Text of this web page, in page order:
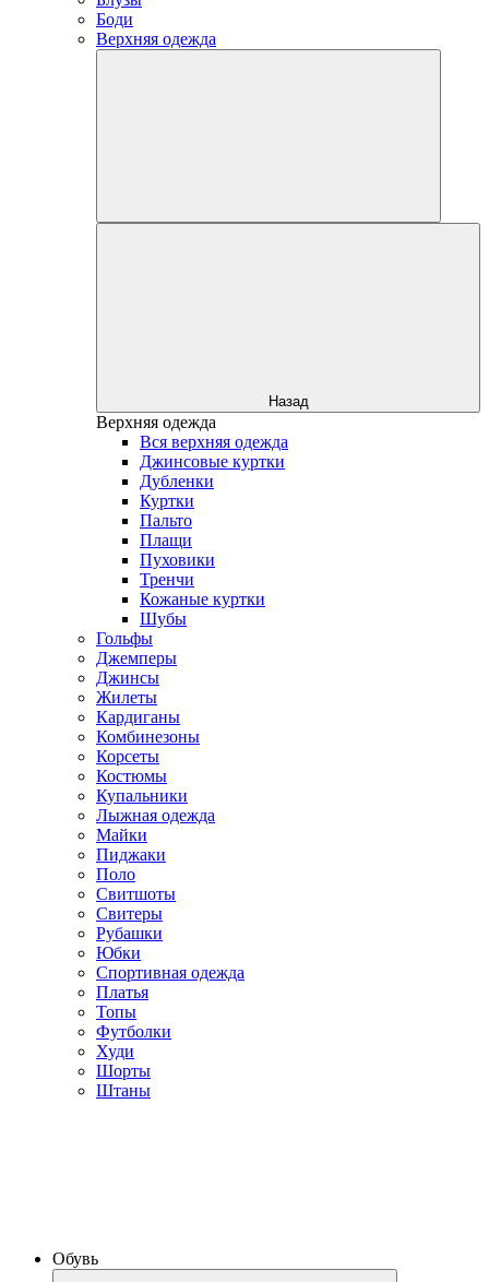
Боди
Верхняя одежда
Назад
Верхняя одежда
Вся верхняя одежда
Джинсовые куртки
Дубленки
Куртки
Пальто
Плащи
Пуховики
Тренчи
Кожаные куртки
Шубы
Гольфы
Джемперы
Джинсы
Жилеты
Кардиганы
Комбинезоны
Корсеты
Костюмы
Купальники
Лыжная одежда
Майки
Пиджаки
Поло
Свитшоты
Свитеры
Рубашки
Юбки
Спортивная одежда
Платья
Топы
Футболки
Худи
Шорты
Штаны
Обувь